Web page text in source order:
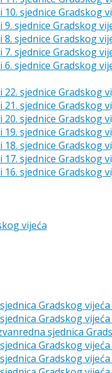
10. sjednice Gradskog
9. sjednice Gradskog
8. sjednice Gradskog
7. sjednice Gradskog
6. sjednice Gradskog
22. sjednice Gradskog
21. sjednice Gradskog
20. sjednice Gradskog
19. sjednice Gradskog
18. sjednice Gradskog
17. sjednice Gradskog
16. sjednice Gradskog
vijeća
Gradskog
Gradskog
sjednica
Gradskog
Gradskog